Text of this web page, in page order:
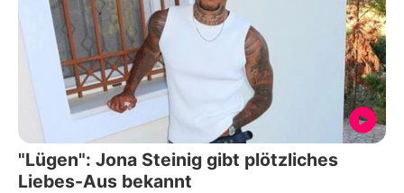
"Lügen": Jona Steinig gibt plötzliches
Liebes-Aus bekannt